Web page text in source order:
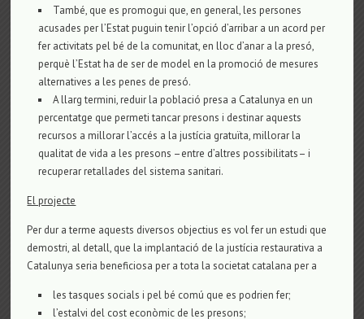
També, que es promogui que, en general, les persones
acusades per l’Estat puguin tenir l’opció d’arribar a un acord per
fer activitats pel bé de la comunitat, en lloc d’anar a la presó,
perquè l’Estat ha de ser de model en la promoció de mesures
alternatives a les penes de presó.
A llarg termini, reduir la població presa a Catalunya en un
percentatge que permeti tancar presons i destinar aquests
recursos a millorar l’accés a la justícia gratuïta, millorar la
qualitat de vida a les presons –entre d’altres possibilitats– i
recuperar retallades del sistema sanitari.
El projecte
Per dur a terme aquests diversos objectius es vol fer un estudi que
demostri, al detall, que la implantació de la justícia restaurativa a
Catalunya seria beneficiosa per a tota la societat catalana per a
les tasques socials i pel bé comú que es podrien fer;
l’estalvi del cost econòmic de les presons;